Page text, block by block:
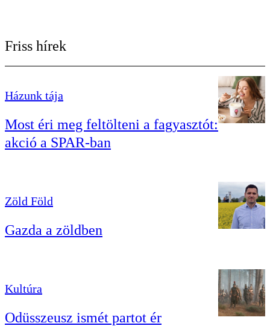
Friss hírek
Házunk tája
Most éri meg feltölteni a fagyasztót:
akció a SPAR-ban
Zöld Föld
Gazda a zöldben
Kultúra
Odüsszeusz ismét partot ér